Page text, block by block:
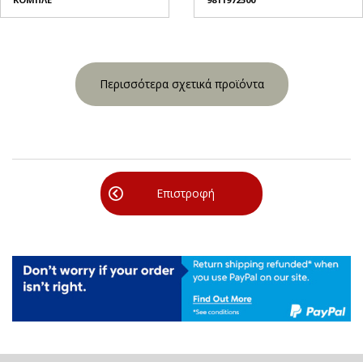
Περισσότερα σχετικά προϊόντα
Επιστροφή